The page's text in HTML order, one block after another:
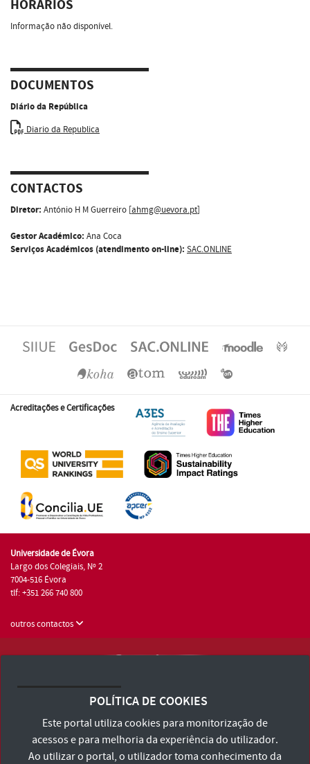
HORÁRIOS
Informação não disponível.
DOCUMENTOS
Diário da República
Diario da Republica
CONTACTOS
Diretor: António H M Guerreiro [ahmg@uevora.pt]
Gestor Académico: Ana Coca
Serviços Académicos (atendimento on-line): SAC.ONLINE
Acreditações e Certificações
Universidade de Évora
Largo dos Colegiais, Nº 2
7004-516 Évora
tlf: +351 266 740 800
outros contactos
Consulte os Termos e Condições e Política de Privacidade
Declaração de Acessibilidade
POLÍTICA DE COOKIES
Este portal utiliza cookies para monitorização de
acessos e para melhoria da experiência do utilizador.
Ao utilizar o portal, o utilizador toma conhecimento da